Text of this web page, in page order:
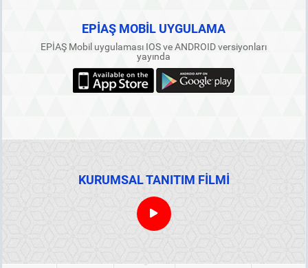
EPİAŞ MOBİL UYGULAMA
EPİAŞ Mobil uygulaması IOS ve ANDROID versiyonları
yayında
KURUMSAL TANITIM FİLMİ